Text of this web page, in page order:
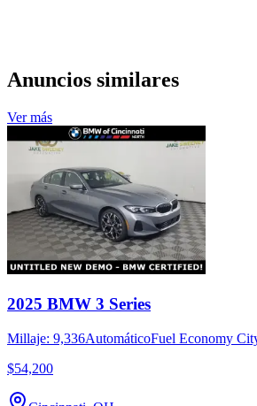
Anuncios similares
Ver más
2025 BMW 3 Series
Millaje: 9,336AutomáticoFuel Economy
$54,200